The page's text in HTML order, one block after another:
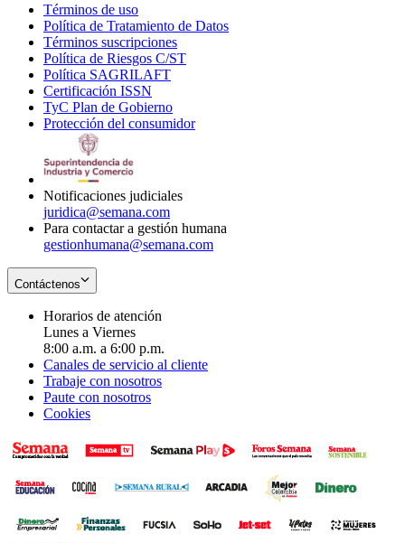
Términos de uso
in
new
window
Política de Tratamiento de Datos
Términos suscripciones
in
Política de Riesgos C/ST
Política SAGRILAFT
new
window
Certificación ISSN
in
new
TyC Plan de Gobierno
in
Protección del consumidorOpens
Notificaciones judiciales
juridica@semana.com
Para contactar a gestión humana
gestionhumana@semana.com
Contáctenos
Horarios de atención
Lunes a Viernes
8:00 a.m. a 6:00 p.m.
Canales de servicio al cliente
Trabaje con nosotros
Paute con nosotros
Cookies